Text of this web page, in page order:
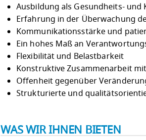
Ausbildung als Gesundheits-
Erfahrung in der Überwachung
Kommunikationsstärke und
Ein hohes Maß an
Flexibilität und Belastbarkeit
Konstruktive Zusammenarbeit
Offenheit gegenüber
Strukturierte und
WAS WIR IHNEN BIETEN